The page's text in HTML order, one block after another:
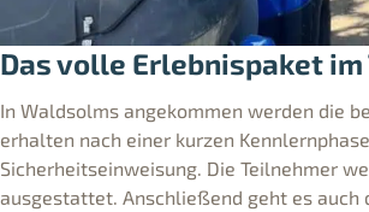
Das volle Erlebnispaket
In Waldsolms angekommen werden die
erhalten nach einer kurzen
Sicherheitseinweisung. Die Teilnehmer
ausgestattet. Anschließend geht es auch